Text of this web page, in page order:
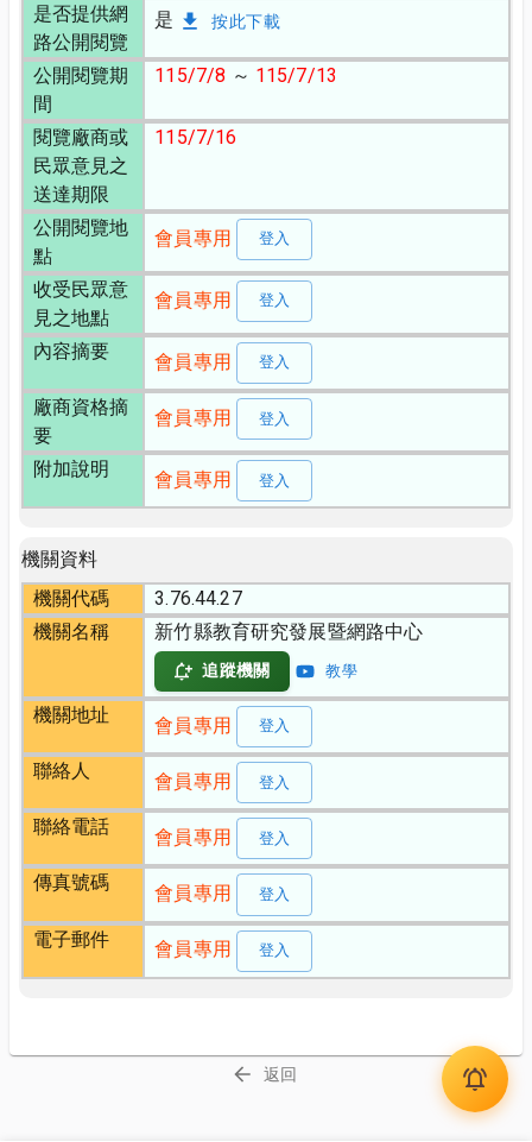
是否提供網
路公開閱覽
是 按此下載
公開閱覽期
間
115/7/8 ～ 115/7/13
閱覽廠商或
民眾意見之
送達期限
115/7/16
公開閱覽地
點
會員專用 登入
收受民眾意
見之地點
會員專用 登入
內容摘要 會員專用 登入
廠商資格摘
要
會員專用 登入
附加說明 會員專用 登入
機關資料
機關代碼
3.76.44.27
機關名稱
新竹縣教育研究發展暨網路中心
追蹤機關 教學
機關地址 會員專用 登入
聯絡人 會員專用 登入
聯絡電話 會員專用 登入
傳真號碼 會員專用 登入
電子郵件 會員專用 登入
返回